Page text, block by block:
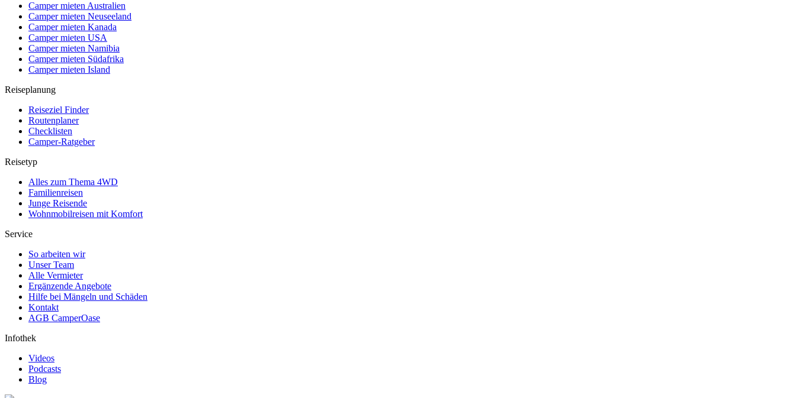
Camper mieten Australien
Camper mieten Neuseeland
Camper mieten Kanada
Camper mieten USA
Camper mieten Namibia
Camper mieten Südafrika
Camper mieten Island
Reiseplanung
Reiseziel Finder
Routenplaner
Checklisten
Camper-Ratgeber
Reisetyp
Alles zum Thema 4WD
Familienreisen
Junge Reisende
Wohnmobilreisen mit Komfort
Service
So arbeiten wir
Unser Team
Alle Vermieter
Ergänzende Angebote
Hilfe bei Mängeln und Schäden
Kontakt
AGB CamperOase
Infothek
Videos
Podcasts
Blog